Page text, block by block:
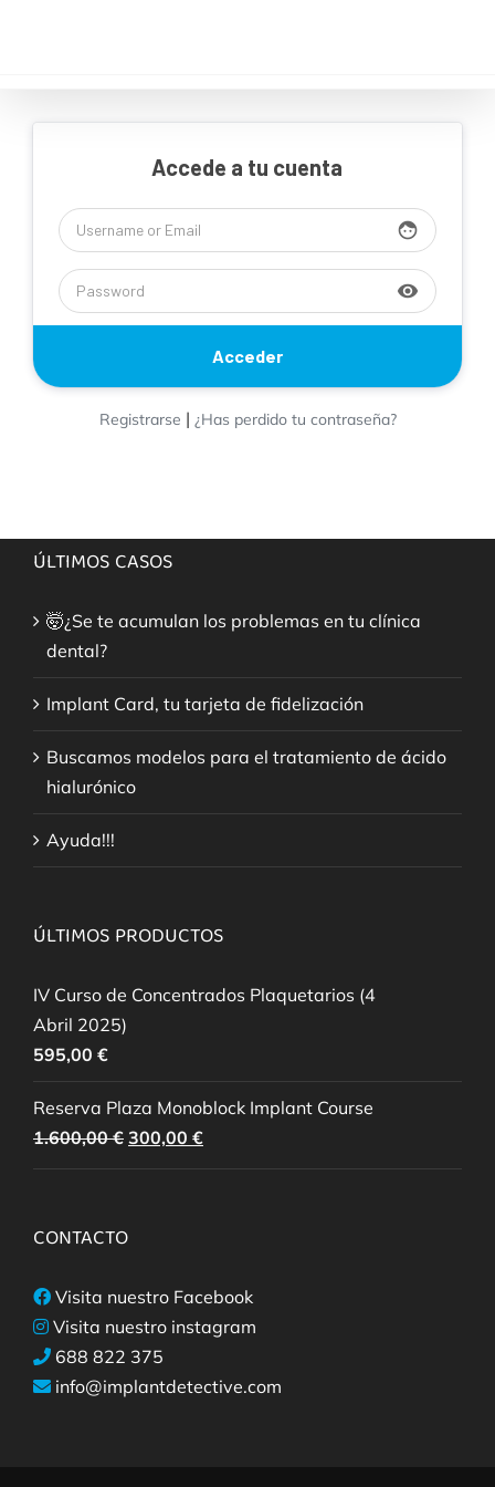
Accede a tu cuenta
face
visibility
Registrarse | ¿Has perdido tu contraseña?
ÚLTIMOS CASOS
🤯¿Se te acumulan los problemas en tu clínica
dental?
Implant Card, tu tarjeta de fidelización
Buscamos modelos para el tratamiento de ácido
hialurónico
Ayuda!!!
ÚLTIMOS PRODUCTOS
IV Curso de Concentrados Plaquetarios (4
Abril 2025)
595,00 €
Reserva Plaza Monoblock Implant Course
1.600,00€ El
precio
300,00 €
precio
CONTACTO
Visita nuestro Facebook
Visita nuestro instagram
688 822 375
info@implantdetective.com